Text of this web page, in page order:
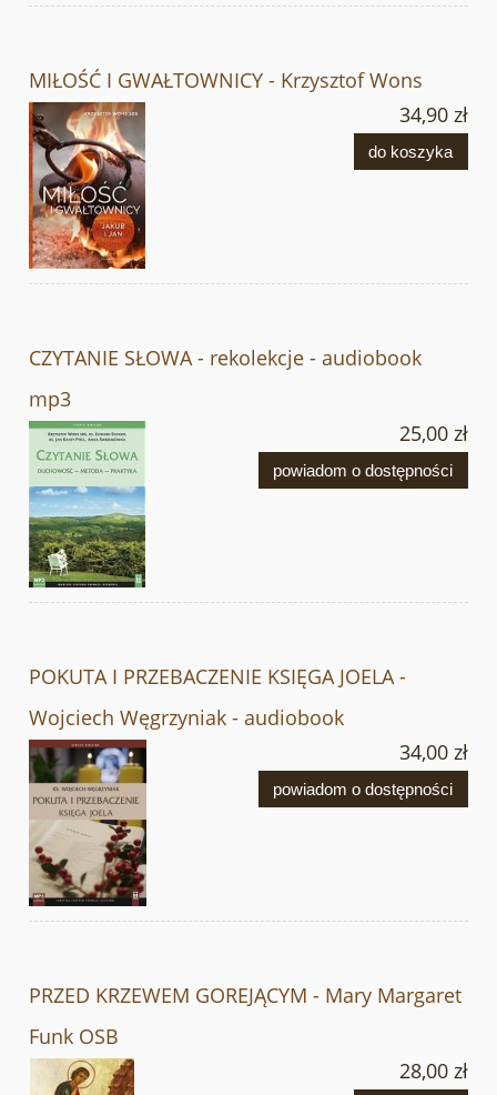
MIŁOŚĆ I GWAŁTOWNICY - Krzysztof Wons
34,90 zł
do koszyka
CZYTANIE SŁOWA - rekolekcje - audiobook
mp3
25,00 zł
powiadom o dostępności
POKUTA I PRZEBACZENIE KSIĘGA JOELA -
Wojciech Węgrzyniak - audiobook
34,00 zł
powiadom o dostępności
PRZED KRZEWEM GOREJĄCYM - Mary Margaret
Funk OSB
28,00 zł